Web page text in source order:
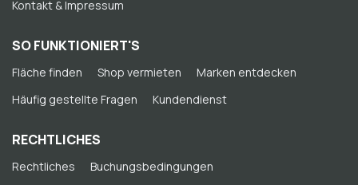
Kontakt & Impressum
SO FUNKTIONIERT'S
Fläche finden Shop vermieten
Marken entdecken
Häufig gestellte Fragen
Kundendienst
RECHTLICHES
Rechtliches
Buchungsbedingungen